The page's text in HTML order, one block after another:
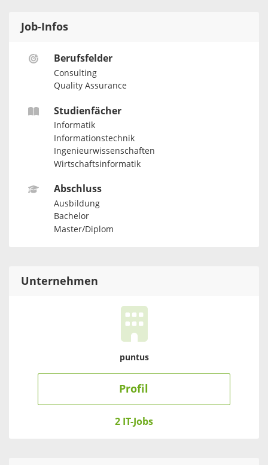
Job-Infos
Berufsfelder
Consulting
Quality Assurance
Studienfächer
Informatik
Informationstechnik
Ingenieurwissenschaften
Wirtschaftsinformatik
Abschluss
Ausbildung
Bachelor
Master/Diplom
Unternehmen
puntus
Profil
2 IT-Jobs